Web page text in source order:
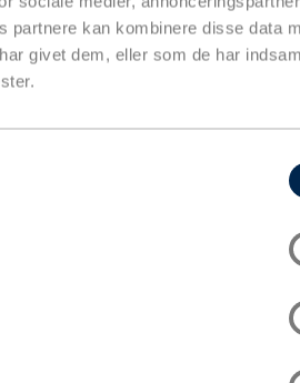
partnere kan kombinere disse data
givet dem, eller som de har